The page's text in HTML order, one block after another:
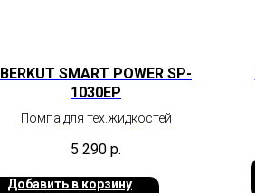
BERKUT SMART POWER SP-
1030EP
Помпа для тех.жидкостей
5 290 р.
Добавить в корзину